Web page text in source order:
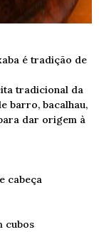
é tradição de
tradicional da
barro, bacalhau,
dar origem à
cabeça
cubos